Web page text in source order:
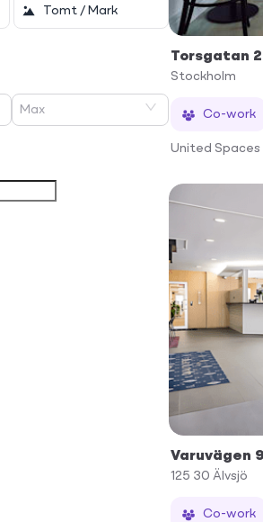
Tomt / Mark
Max
Torsgatan
Stockholm
Co-work
United
Varuvägen 9
125 30 Älvsjö
Co-work